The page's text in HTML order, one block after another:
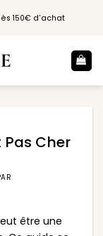
150€ d'achat
Pas Cher
être une